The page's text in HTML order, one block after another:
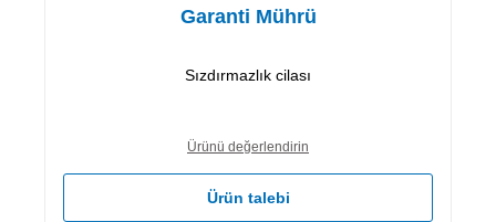
Garanti Mührü
Sızdırmazlık cilası
Ürünü değerlendirin
Ürün talebi